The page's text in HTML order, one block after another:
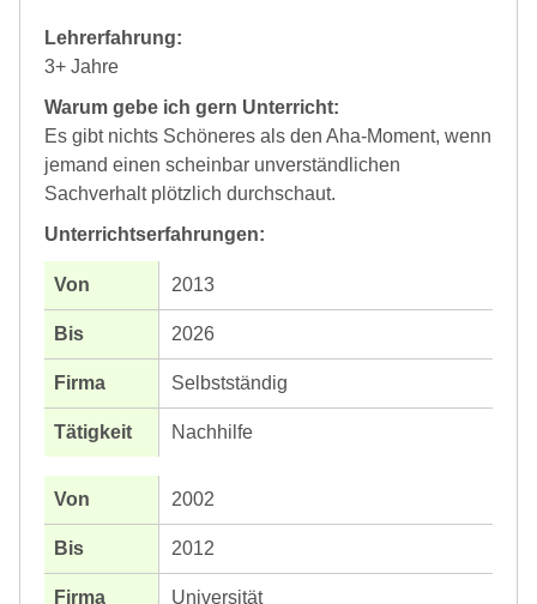
Lehrerfahrung:
3+ Jahre
Warum gebe ich gern Unterricht:
Es gibt nichts Schöneres als den Aha-Moment, wenn
jemand einen scheinbar unverständlichen
Sachverhalt plötzlich durchschaut.
Unterrichtserfahrungen:
2013
2026
Selbstständig
Nachhilfe
2002
2012
Universität